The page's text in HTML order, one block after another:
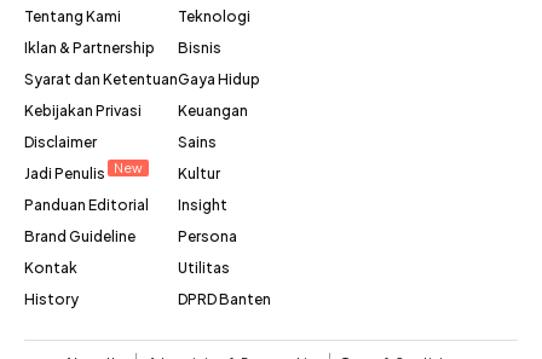
Tentang Kami
Iklan & Partnership
Syarat dan Ketentuan
Kebijakan Privasi
Disclaimer
Jadi Penulis
New
Panduan Editorial
Brand Guideline
Kontak
History
Teknologi
Bisnis
Gaya Hidup
Keuangan
Sains
Kultur
Insight
Persona
Utilitas
DPRD Banten